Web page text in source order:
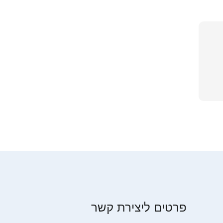
פרטים ליצירת קשר